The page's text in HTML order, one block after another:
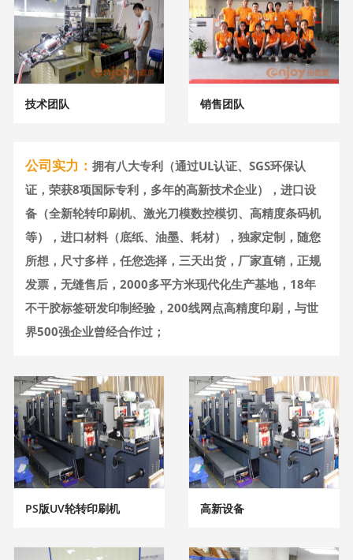
技术团队 销售团队
公司实力：拥有八大专利（通过UL认证、SGS环保认
证，荣获8项国际专利，多年的高新技术企业），进口设
备（全新轮转印刷机、激光刀模数控模切、高精度条码机
等），进口材料（底纸、油墨、耗材），独家定制，随您
所想，尺寸多样，任您选择，三天出货，厂家直销，正规
发票，无缝售后，2000多平方米现代化生产基地，18年
不干胶标签研发印制经验，200线网点高精度印刷，与世
界500强企业曾经合作过；
PS版UV轮转印刷机 高新设备